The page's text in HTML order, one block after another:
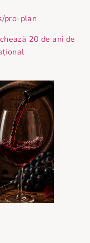
pro-plan
20 de ani de